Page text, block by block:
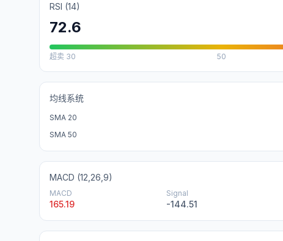
RSI (14)
72.6
超卖 30 50
均线系统
SMA 20
SMA 50
MACD (12,26,9)
MACD
165.19
Signal
-144.51